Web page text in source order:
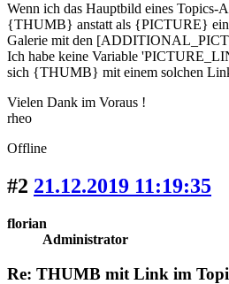
Wenn ich das Hauptbild eines Topics-
{THUMB} anstatt als {PICTURE}
Galerie mit den
Ich habe keine Variable
sich {THUMB} mit einem solchen
Vielen Dank im Voraus !
rheo
Offline
#2 21.12.2019 11:19:35
florian
Administrator
Re: THUMB mit Link im